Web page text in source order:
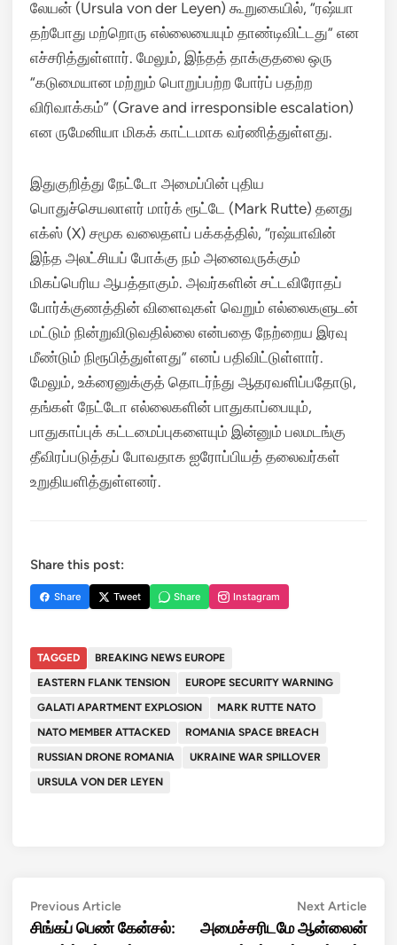
லேயன் (Ursula von der Leyen) கூறுகையில், “ரஷ்யா
தற்போது மற்றொரு எல்லையையும் தாண்டிவிட்டது” என
எச்சரித்துள்ளார். மேலும், இந்தத் தாக்குதலை ஒரு
“கடுமையான மற்றும் பொறுப்பற்ற போர்ப் பதற்ற
விரிவாக்கம்” (Grave and irresponsible escalation)
என ருமேனியா மிகக் காட்டமாக வர்ணித்துள்ளது.
இதுகுறித்து நேட்டோ அமைப்பின் புதிய
பொதுச்செயலாளர் மார்க் ரூட்டே (Mark Rutte) தனது
எக்ஸ் (X) சமூக வலைதளப் பக்கத்தில், “ரஷ்யாவின்
இந்த அலட்சியப் போக்கு நம் அனைவருக்கும்
மிகப்பெரிய ஆபத்தாகும். அவர்களின் சட்டவிரோதப்
போர்க்குணத்தின் விளைவுகள் வெறும் எல்லைகளுடன்
மட்டும் நின்றுவிடுவதில்லை என்பதை நேற்றைய இரவு
மீண்டும் நிரூபித்துள்ளது” எனப் பதிவிட்டுள்ளார்.
மேலும், உக்ரைனுக்குத் தொடர்ந்து ஆதரவளிப்பதோடு,
தங்கள் நேட்டோ எல்லைகளின் பாதுகாப்பையும்,
பாதுகாப்புக் கட்டமைப்புகளையும் இன்னும் பலமடங்கு
தீவிரப்படுத்தப் போவதாக ஐரோப்பியத் தலைவர்கள்
உறுதியளித்துள்ளனர்.
Share this post:
Share Tweet Share Instagram
TAGGED
BREAKING NEWS EUROPE
EASTERN FLANK TENSION
EUROPE SECURITY WARNING
GALATI APARTMENT EXPLOSION
MARK RUTTE NATO
NATO MEMBER ATTACKED
ROMANIA SPACE BREACH
RUSSIAN DRONE ROMANIA
UKRAINE WAR SPILLOVER
URSULA VON DER LEYEN
Post
navigation
Previous ArticlePrevious
article:
சிங்கப் பெண் கேன்சல்:
Next ArticleNext
அமைச்சரிடமே ஆன்லைன்